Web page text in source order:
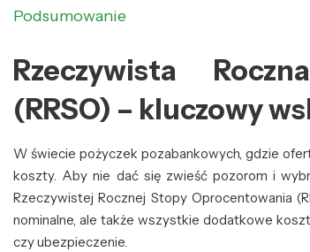
Podsumowanie
Rzeczywista
(RRSO) – kluczowy
W świecie pożyczek pozabankowych, gdzie
koszty. Aby nie dać się zwieść pozorom i
Rzeczywistej Rocznej Stopy Oprocentowania
nominalne, ale także wszystkie dodatkowe
czy ubezpieczenie.